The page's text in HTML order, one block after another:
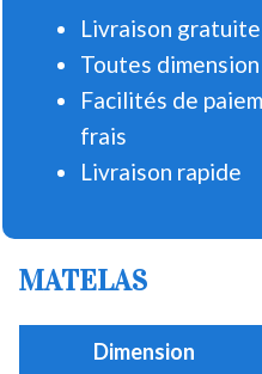
Livraison
Toutes
Facilités de
frais
Livraison rapide
MATELAS
Dimension